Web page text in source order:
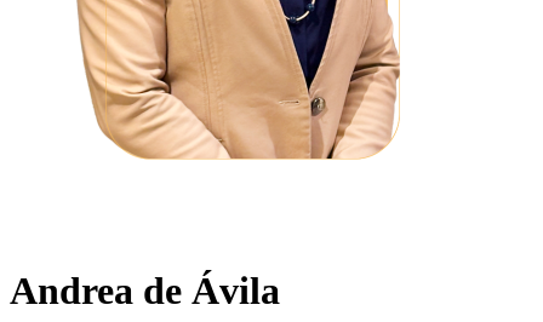
Andrea de Ávila